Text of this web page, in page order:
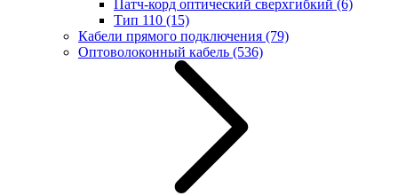
Патч-корд оптический сверхгибкий (6)
Тип 110 (15)
Кабели прямого подключения (79)
Оптоволоконный кабель (536)